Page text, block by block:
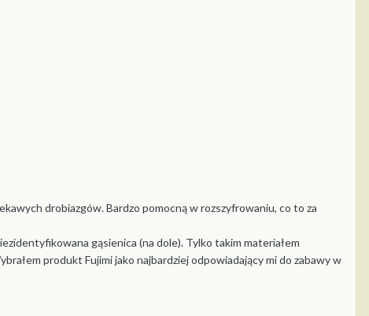
drobiazgów. Bardzo pomocną w rozszyfrowaniu, co to za
gąsienica (na dole). Tylko takim materiałem
produkt Fujimi jako najbardziej odpowiadający mi do zabawy w